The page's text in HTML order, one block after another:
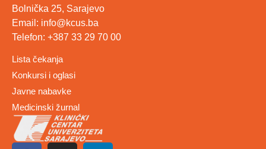
Bolnička 25, Sarajevo
Email: info@kcus.ba
Telefon: +387 33 29 70 00
Lista čekanja
Konkursi i oglasi
Javne nabavke
Medicinski žurnal